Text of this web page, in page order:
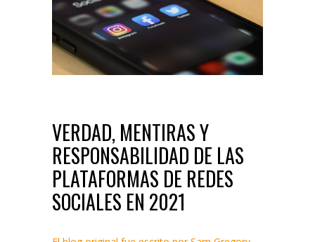
VERDAD, MENTIRAS Y
RESPONSABILIDAD DE LAS
PLATAFORMAS DE REDES
SOCIALES EN 2021